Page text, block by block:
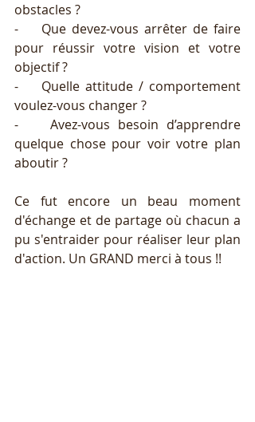
obstacles ?
-    Que devez-vous arrêter de faire
pour réussir votre vision et votre
objectif ?
-    Quelle attitude / comportement
voulez-vous changer ?
-    Avez-vous besoin d’apprendre
quelque chose pour voir votre plan
aboutir ?
Ce fut encore un beau moment
d'échange et de partage où chacun a
pu s'entraider pour réaliser leur plan
d'action. Un GRAND merci à tous !!